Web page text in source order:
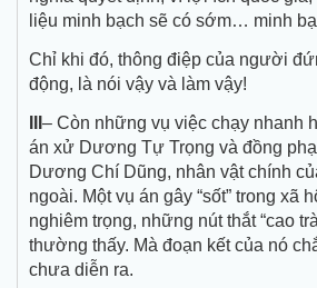
liệu minh bạch sẽ có sớm… minh
Chỉ khi đó, thông điệp của người
động, là nói vậy và làm vậy!
III– Còn những vụ việc chạy nhanh
án xử Dương Tự Trọng và đồng
Dương Chí Dũng, nhân vật chính
ngoài. Một vụ án gây “sốt” trong xã
nghiêm trọng, những nút thắt “cao
thường thấy. Mà đoạn kết của nó
chưa diễn ra.